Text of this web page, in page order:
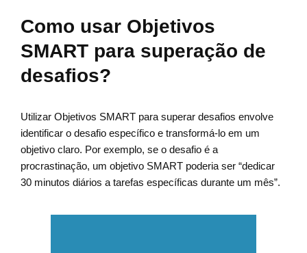
Como usar Objetivos
SMART para superação de
desafios?
Utilizar Objetivos SMART para superar desafios envolve
identificar o desafio específico e transformá-lo em um
objetivo claro. Por exemplo, se o desafio é a
procrastinação, um objetivo SMART poderia ser “dedicar
30 minutos diários a tarefas específicas durante um mês”.